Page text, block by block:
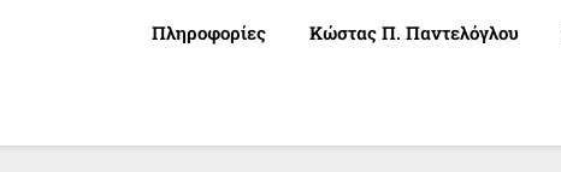
Πληροφορίες Κώστας Π. Παντελόγλου